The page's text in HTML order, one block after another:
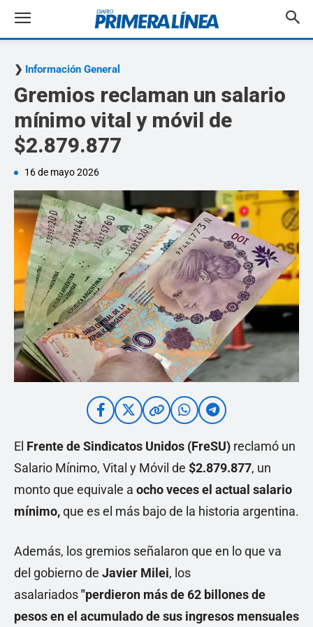
Información General
Gremios reclaman un salario
mínimo vital y móvil de
$2.879.877
16 de mayo 2026
El Frente de Sindicatos Unidos (FreSU) reclamó un
Salario Mínimo, Vital y Móvil de $2.879.877, un
monto que equivale a ocho veces el actual salario
mínimo,que es el más bajo de la historia argentina.
Además, los gremios señalaron que en lo que va
del gobierno de Javier Milei, los
asalariados"perdieron más de 62 billones de
pesos en el acumulado de sus ingresos mensuales